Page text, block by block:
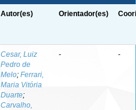
Autor(es) Orientador(es)
Cesar, Luiz
Pedro de
Melo; Ferrari,
Maria Vitória
Duarte;
Carvalho,
- -